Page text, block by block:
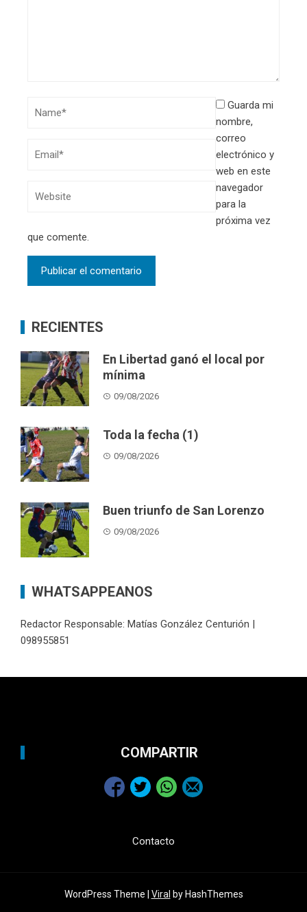
Guarda mi
nombre,
correo
electrónico y
web en este
navegador
para la
próxima vez
que comente.
RECIENTES
En Libertad ganó el local por
mínima
09/08/2026
Toda la fecha (1)
09/08/2026
Buen triunfo de San Lorenzo
09/08/2026
WHATSAPPEANOS
Redactor Responsable: Matías González Centurión |
098955851
COMPARTIR
Contacto
WordPress Theme | Viral by HashThemes